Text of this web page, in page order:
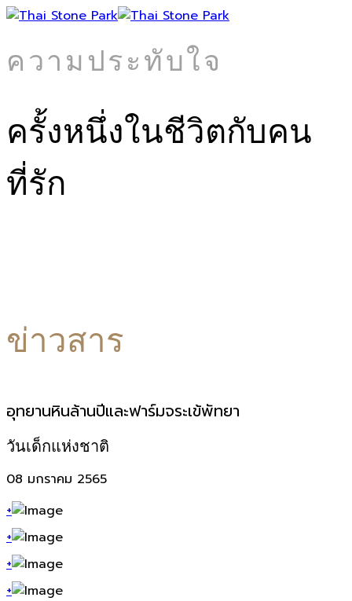
ความประทับใจ
ครั้งหนึ่งในชีวิตกับคน
ที่รัก
ข่าวสาร
อุทยานหินล้านปีและฟาร์มจระเข้พัทยา
วันเด็กแห่งชาติ
08 มกราคม 2565
+
+
+
+